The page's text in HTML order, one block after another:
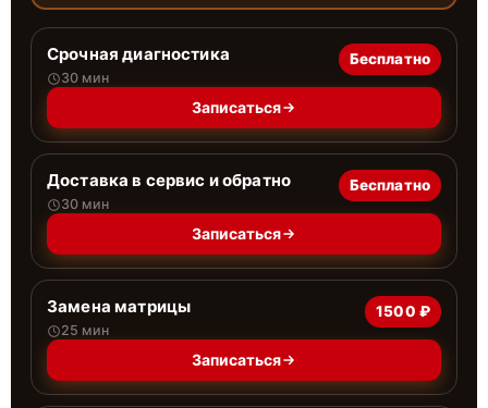
Срочная диагностика
30 мин
Бесплатно
Записаться
Доставка в сервис и обратно
30 мин
Бесплатно
Записаться
Замена матрицы
25 мин
1500 ₽
Записаться